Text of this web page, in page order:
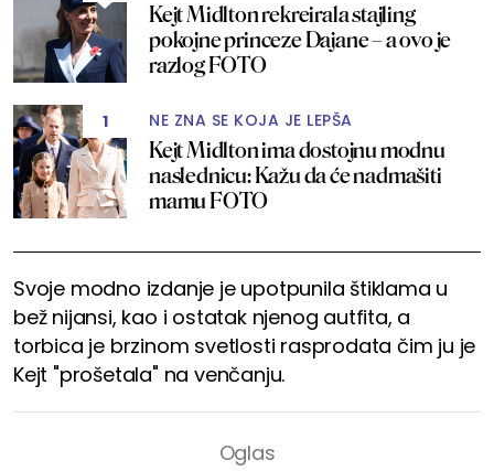
Kejt Midlton rekreirala stajling
pokojne princeze Dajane – a ovo je
razlog FOTO
1 NE ZNA SE KOJA JE LEPŠA
Kejt Midlton ima dostojnu modnu
naslednicu: Kažu da će nadmašiti
mamu FOTO
Svoje modno izdanje je upotpunila štiklama u
bež nijansi, kao i ostatak njenog autfita, a
torbica je brzinom svetlosti rasprodata čim ju je
Kejt "prošetala" na venčanju.